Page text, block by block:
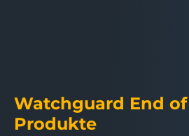
Watchguard End of
Produkte